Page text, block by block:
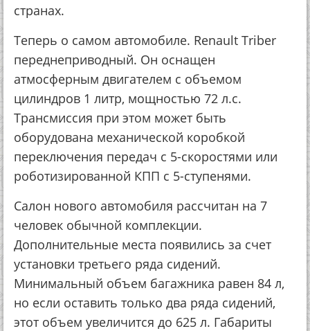
странах.
Теперь о самом автомобиле. Renault Triber
переднеприводный. Он оснащен
атмосферным двигателем с объемом
цилиндров 1 литр, мощностью 72 л.с.
Трансмиссия при этом может быть
оборудована механической коробкой
переключения передач с 5-скоростями или
роботизированной КПП с 5-ступенями.
Салон нового автомобиля рассчитан на 7
человек обычной комплекции.
Дополнительные места появились за счет
установки третьего ряда сидений.
Минимальный объем багажника равен 84 л,
но если оставить только два ряда сидений,
этот объем увеличится до 625 л. Габариты